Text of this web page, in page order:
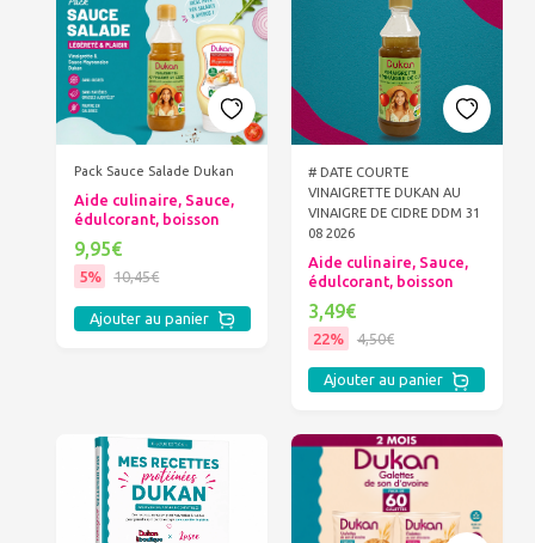
Pack Sauce Salade Dukan
Aide culinaire, Sauce,
édulcorant, boisson
9,95€
5% 10,45€
Ajouter au panier
# DATE COURTE
VINAIGRETTE DUKAN AU
VINAIGRE DE CIDRE DDM 31
08 2026
Aide culinaire, Sauce,
édulcorant, boisson
3,49€
22% 4,50€
Ajouter au panier